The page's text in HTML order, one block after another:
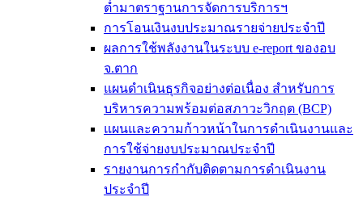
ต่ำมาตราฐานการจัดการบริการฯ
การโอนเงินงบประมาณรายจ่ายประจำปี
ผลการใช้พลังงานในระบบ e-report ของอบ
จ.ตาก
แผนดำเนินธุรกิจอย่างต่อเนื่อง สำหรับการ
บริหารความพร้อมต่อสภาวะวิกฤต (BCP)
แผนและความก้าวหน้าในการดำเนินงานและ
การใช้จ่ายงบประมาณประจำปี
รายงานการกำกับติดตามการดำเนินงาน
ประจำปี